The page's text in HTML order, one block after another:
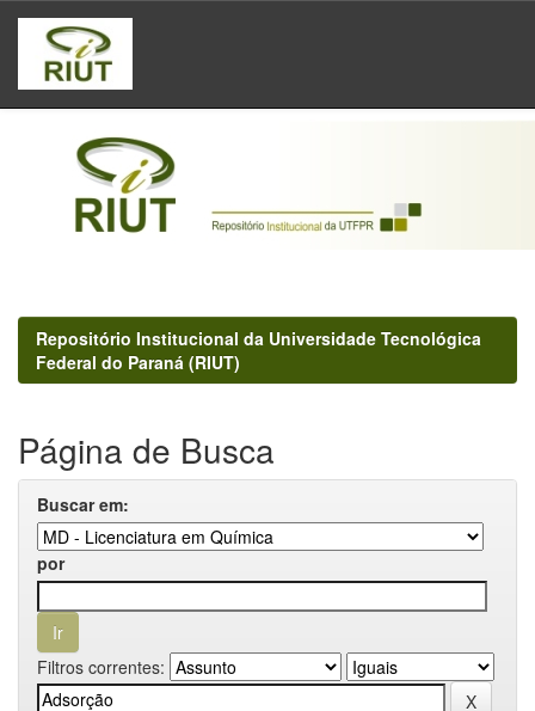
Skip
navigation
Repositório Institucional da Universidade Tecnológica
Federal do Paraná (RIUT)
Página de Busca
Buscar em:
por
Filtros correntes: